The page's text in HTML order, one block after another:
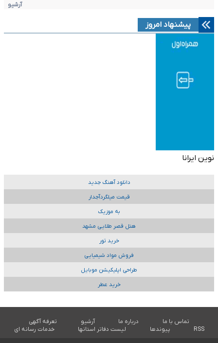
آرشیو
پیشنهاد امروز
نوین ایرانا
دانلود آهنگ جدید
قیمت میلگردآجدار
به موزیک
هتل قصر طلایی مشهد
خرید تور
فروش مواد شیمیایی
طراحی اپلیکیشن موبایل
خرید عطر
تماس با ما درباره ما آرشیو
تعرفه آگهی
RSS
پیوندها لیست دفاتر استانها خدمات رسانه ای